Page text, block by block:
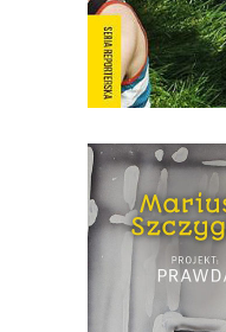
[EBOOK]
„Projekt:
polskim